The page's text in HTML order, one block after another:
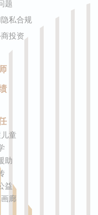
题
私合规
投资
童
助
益
廊